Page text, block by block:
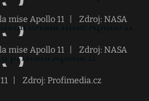
mise Apollo 11 Zdroj: NASA
mise Apollo 11 Zdroj: NASA
Zdroj: Profimedia.cz